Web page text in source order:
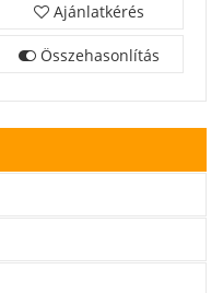
Ajánlatkérés
Összehasonlítás